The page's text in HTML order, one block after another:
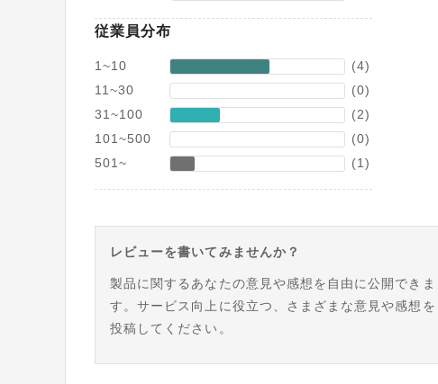
従業員分布
1~10
(4)
11~30
(0)
31~100
(2)
101~500
(0)
501~
(1)
レビューを書いてみませんか？
製品に関するあなたの意見や感想を自由に公開できま
す。サービス向上に役立つ、さまざまな意見や感想を
投稿してください。